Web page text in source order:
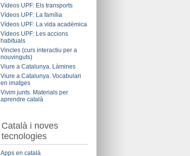
Vídeos UPF: Els transports
Vídeos UPF: La família
Vídeos UPF: La vida acadèmica
Vídeos UPF: Les accions
habituals
Vincles (curs interactiu per a
nouvinguts)
Viure a Catalunya. Làmines
Viure a Catalunya. Vocabulari
en imatges
Vivim junts. Materials per
aprendre català
Català i noves
tecnologies
Apps en català